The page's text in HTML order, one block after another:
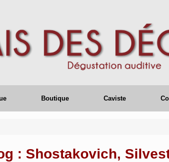
Boutique Caviste
: Shostakovich,